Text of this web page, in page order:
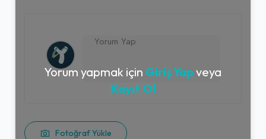
Fotoğraf Yükle
Yorum yapmak için Giriş Yap veya
Kayıt Ol